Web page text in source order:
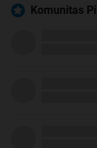
Komunitas